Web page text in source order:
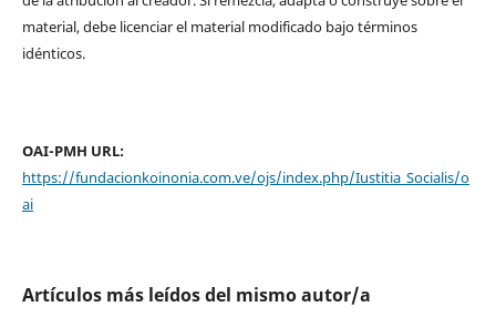
material, debe licenciar el material modificado bajo términos
idénticos.
OAI-PMH URL:
https://fundacionkoinonia.com.ve/ojs/index.php/Iustitia_Socialis/o
ai
Artículos más leídos del mismo autor/a